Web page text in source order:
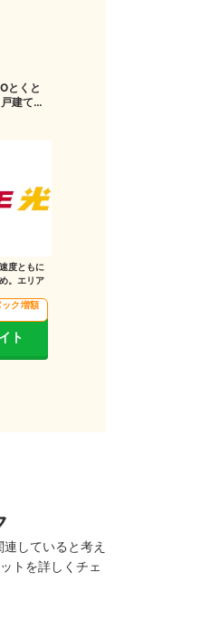
とくと
建てプ
度ともに
。エリア
ト
ク増額
していると考え
トを詳しくチェ